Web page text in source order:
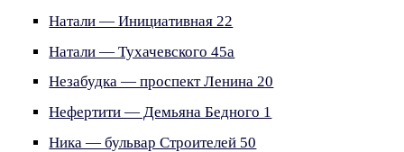
Натали — Инициативная 22
Натали — Тухачевского 45а
Незабудка — проспект Ленина 20
Нефертити — Демьяна Бедного 1
Ника — бульвар Строителей 50